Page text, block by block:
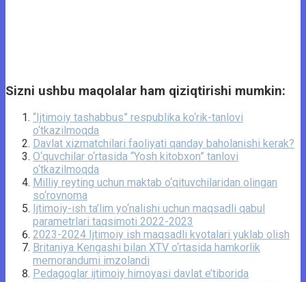
Sizni ushbu maqolalar ham qiziqtirishi mumkin:
“Ijtimoiy tashabbus” respublika ko‘rik-tanlovi
o‘tkazilmoqda
Davlat xizmatchilari faoliyati qanday baholanishi kerak?
O‘quvchilar o‘rtasida “Yosh kitobxon” tanlovi
o‘tkazilmoqda
Milliy reyting uchun maktab o‘qituvchilaridan olingan
so‘rovnoma
Ijtimoiy-ish ta’lim yo‘nalishi uchun maqsadli qabul
parametrlari taqsimoti 2022-2023
2023-2024 Ijtimoiy ish maqsadli kvotalari yuklab olish
Britaniya Kengashi bilan XTV o‘rtasida hamkorlik
memorandumi imzolandi
Pedagoglar ijtimoiy himoyasi davlat e’tiborida